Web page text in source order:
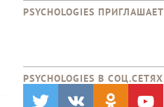
PSYCHOLOGIES ПРИГЛАШАЕТ
PSYCHOLOGIES В CОЦ.СЕТЯХ